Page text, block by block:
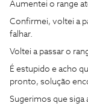
Aumentei o range
Confirmei, voltei a
falhar.
Voltei a passar o
É estupido e acho
pronto, solução
Sugerimos que siga